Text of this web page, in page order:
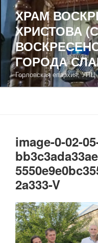
Перейти
содержимому
ХРАМ
ХРИСТОВА
ГОРОДА
Горловская епархия, УПЦ
image-0-02-
2a333-V